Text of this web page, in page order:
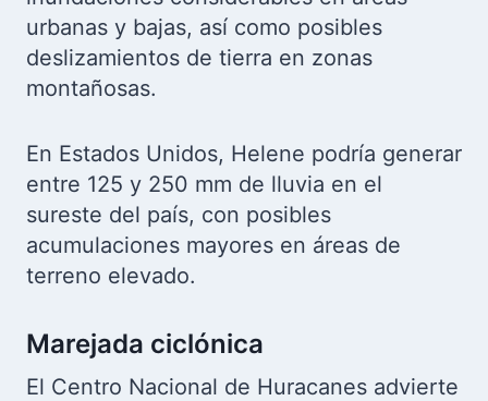
urbanas y bajas, así como posibles
deslizamientos de tierra en zonas
montañosas.
En Estados Unidos, Helene podría generar
entre 125 y 250 mm de lluvia en el
sureste del país, con posibles
acumulaciones mayores en áreas de
terreno elevado.
Marejada ciclónica
El Centro Nacional de Huracanes advierte